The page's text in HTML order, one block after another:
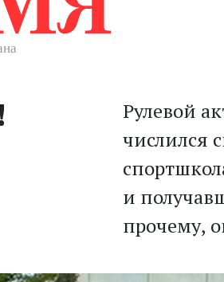
Рулевой
числился
и
прочему,